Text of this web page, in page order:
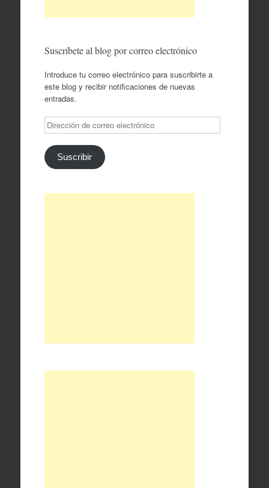
Suscríbete al blog por correo electrónico
Introduce tu correo electrónico para suscribirte a
este blog y recibir notificaciones de nuevas
entradas.
Dirección
de
correo
electrónico
Suscribir